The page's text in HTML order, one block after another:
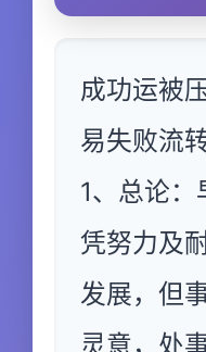
成功运被
易失败流
1、总论：
凭努力及
发展，但
灵意，处